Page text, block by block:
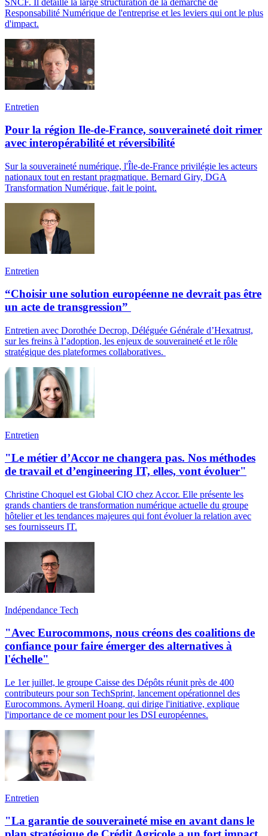
SNCF. Il détaille la large structuration de la démarche de
Responsabilité Numérique de l'entreprise et les leviers qui ont le plus
d'impact.
Entretien
Pour la région Ile-de-France, souveraineté doit rimer
avec interopérabilité et réversibilité
Sur la souveraineté numérique, l'Île-de-France privilégie les acteurs
nationaux tout en restant pragmatique. Bernard Giry, DGA
Transformation Numérique, fait le point.
Entretien
“Choisir une solution européenne ne devrait pas être
un acte de transgression”
Entretien avec Dorothée Decrop, Déléguée Générale d’Hexatrust,
sur les freins à l’adoption, les enjeux de souveraineté et le rôle
stratégique des plateformes collaboratives.
Entretien
"Le métier d’Accor ne changera pas. Nos méthodes
de travail et d’engineering IT, elles, vont évoluer"
Christine Choquel est Global CIO chez Accor. Elle présente les
grands chantiers de transformation numérique actuelle du groupe
hôtelier et les tendances majeures qui font évoluer la relation avec
ses fournisseurs IT.
Indépendance Tech
"Avec Eurocommons, nous créons des coalitions de
confiance pour faire émerger des alternatives à
l'échelle"
Le 1er juillet, le groupe Caisse des Dépôts réunit près de 400
contributeurs pour son TechSprint, lancement opérationnel des
Eurocommons. Aymeril Hoang, qui dirige l'initiative, explique
l'importance de ce moment pour les DSI européennes.
Entretien
"La garantie de souveraineté mise en avant dans le